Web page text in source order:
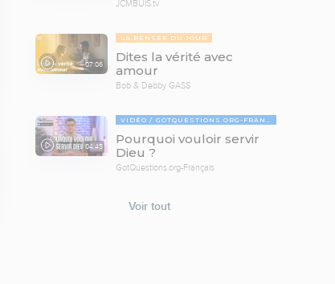
JCMBUIS.tv
07:06
LA PENSÉE DU JOUR
Dites la vérité avec
amour
Bob & Debby GASS
04:45
VIDÉO GOTQUESTIONS.ORG-FRANÇAIS
Pourquoi vouloir servir
Dieu ?
GotQuestions.org-Français
Voir tout